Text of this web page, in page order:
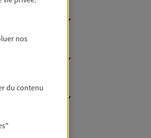
nos
du contenu
"